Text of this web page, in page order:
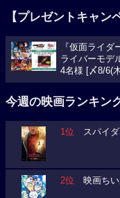
【プレゼントキャン
『仮面ライ
ライバーモデ
4名様 [〆8/6(
今週の映画ランキン
1位 スパイダ
2位 映画ちい